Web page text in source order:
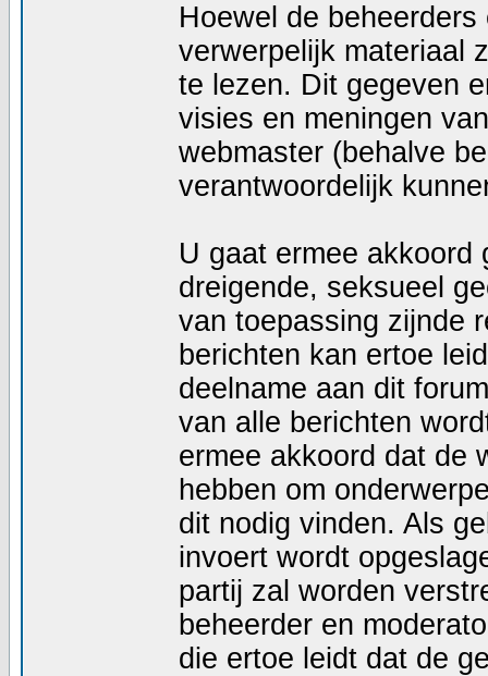
Hoewel de
verwerpelijk materiaal
te lezen. Dit gegeven
visies en meningen
webmaster (behalve
verantwoordelijk
U gaat ermee akkoord
dreigende, seksueel
van toepassing zijnde
berichten kan ertoe
deelname aan dit
van alle berichten
ermee akkoord dat de
hebben om
dit nodig vinden. Als
invoert wordt
partij zal worden
beheerder en
die ertoe leidt dat de